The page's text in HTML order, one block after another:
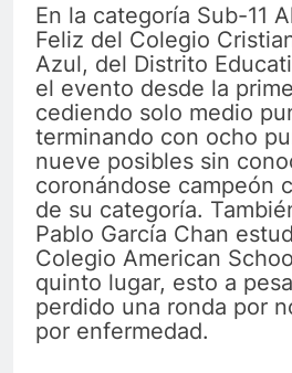
En la categoría Sub-11
Feliz del Colegio
Azul, del Distrito
el evento desde la
cediendo solo medio
terminando con ocho
nueve posibles sin
coronándose campeón
de su categoría.
Pablo García Chan
Colegio American
quinto lugar, esto a
perdido una ronda por
por enfermedad.